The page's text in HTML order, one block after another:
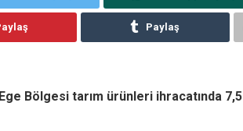
Paylaş
Bölgesi tarım ürünleri ihracatında 7,5